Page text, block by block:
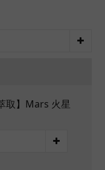
取】Mars 火星